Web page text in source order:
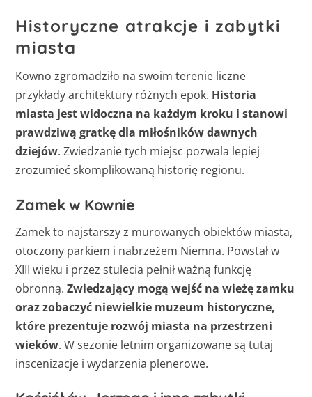
Historyczne atrakcje i zabytki
miasta
Kowno zgromadziło na swoim terenie liczne
przykłady architektury różnych epok. Historia
miasta jest widoczna na każdym kroku i stanowi
prawdziwą gratkę dla miłośników dawnych
dziejów. Zwiedzanie tych miejsc pozwala lepiej
zrozumieć skomplikowaną historię regionu.
Zamek w Kownie
Zamek to najstarszy z murowanych obiektów miasta,
otoczony parkiem i nabrzeżem Niemna. Powstał w
XIII wieku i przez stulecia pełnił ważną funkcję
obronną.Zwiedzający mogą wejść na wieżę zamku
oraz zobaczyć niewielkie muzeum historyczne,
które prezentuje rozwój miasta na przestrzeni
wieków. W sezonie letnim organizowane są tutaj
inscenizacje i wydarzenia plenerowe.